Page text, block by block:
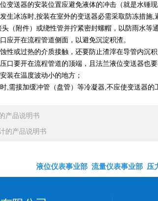
变送器的安装位置应避免液体的冲击（就是水锤
生冰冻时,按装在室外的变送器必需采取防冻措施,
（附件）或绕性管并拧紧密封螺帽，以防雨水等
应开在流程管道侧面，以避免沉淀积渣。
性或过热的介质接触，还要防止渣滓在导管内沉积
口要开在流程管道的顶端，且法兰液位变送器也
装在温度波动小的地方；
,需接加缓冲管（盘管）等冷凝器,不应使变送器的
产品说明书
的产品说明书
液位仪表事业部 流量仪表事业部 压